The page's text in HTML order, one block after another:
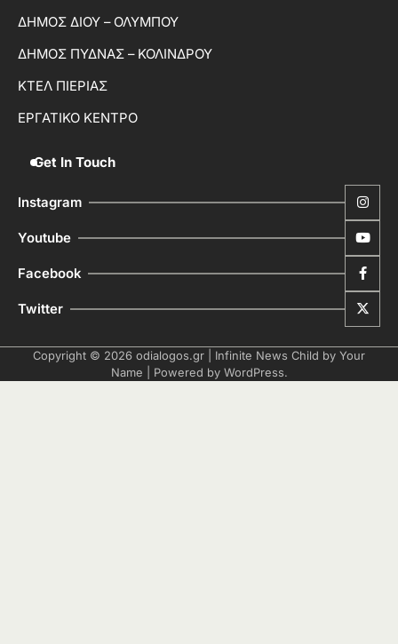
ΔΗΜΟΣ ΔΙΟΥ – ΟΛΥΜΠΟΥ
ΔΗΜΟΣ ΠΥΔΝΑΣ – ΚΟΛΙΝΔΡΟΥ
ΚΤΕΛ ΠΙΕΡΙΑΣ
ΕΡΓΑΤΙΚΟ ΚΕΝΤΡΟ
Get In Touch
Instagram
Youtube
Facebook
Twitter
Copyright © 2026 odialogos.gr | Infinite News Child by Your
Name | Powered by WordPress.